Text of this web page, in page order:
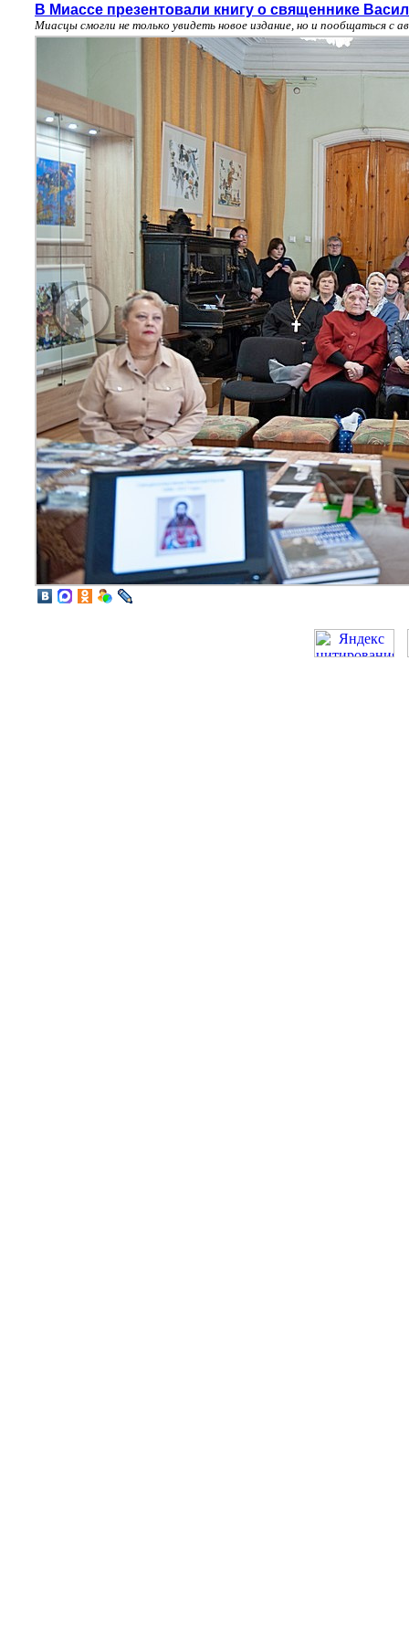
В Миассе презентовали книгу о священнике
Миасцы смогли не только увидеть новое издание, но и пообщаться с